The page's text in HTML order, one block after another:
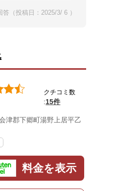
（投稿日：2025/3/ 6 ）
クチコミ数
:15件
津郡下郷町湯野上居平乙
料金を表示